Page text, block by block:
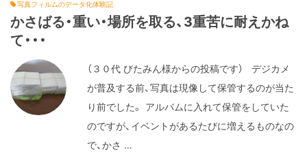
写真フィルムのデータ化体験記
かさばる・重い・場所を取る、3重苦に耐えかね
て・・・
（３０代 びたみん様からの投稿です） デジカメ
が普及する前、写真は現像して保管するのが当た
り前でした。 アルバムに入れて保管をしていた
のですが、イベントがあるたびに増えるものなの
で、かさ …